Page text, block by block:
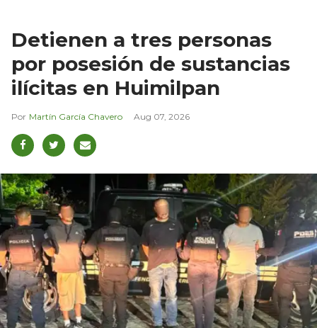
Detienen a tres personas
por posesión de sustancias
ilícitas en Huimilpan
Martín García Chavero Aug 07, 2026